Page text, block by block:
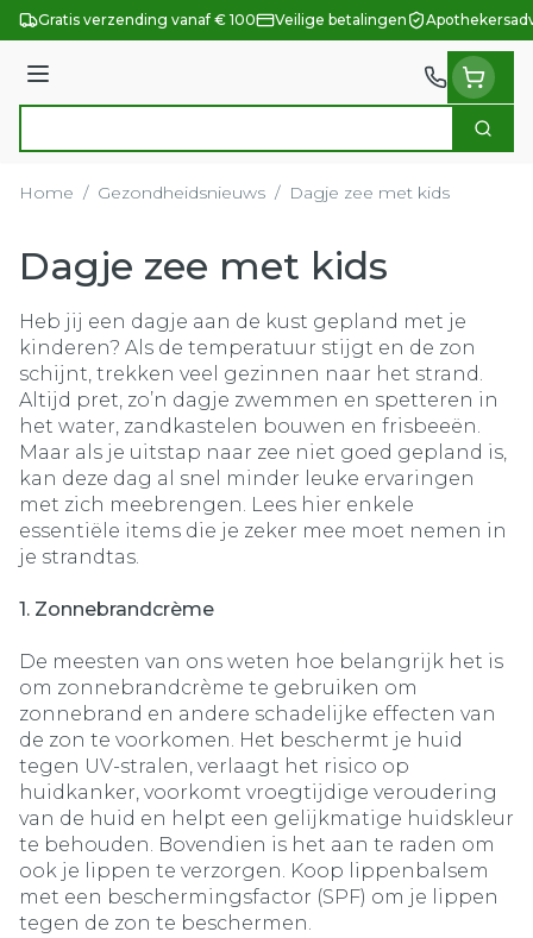
Ga naar de inhoud
Gratis verzending vanaf € 100 Veilige betalingen
Menu
Zoek
Home / Gezondheidsnieuws / Dagje zee met kids
Dagje zee met kids
Heb jij een dagje aan de kust gepland met je
kinderen? Als de temperatuur stijgt en de zon
schijnt, trekken veel gezinnen naar het strand.
Altijd pret, zo’n dagje zwemmen en spetteren in
het water, zandkastelen bouwen en frisbeeën.
Maar als je uitstap naar zee niet goed gepland is,
kan deze dag al snel minder leuke ervaringen
met zich meebrengen. Lees hier enkele
essentiële items die je zeker mee moet nemen in
je strandtas.
1. Zonnebrandcrème
De meesten van ons weten hoe belangrijk het is
om zonnebrandcrème te gebruiken om
zonnebrand en andere schadelijke effecten van
de zon te voorkomen. Het beschermt je huid
tegen UV-stralen, verlaagt het risico op
huidkanker, voorkomt vroegtijdige veroudering
van de huid en helpt een gelijkmatige huidskleur
te behouden. Bovendien is het aan te raden om
ook je lippen te verzorgen. Koop lippenbalsem
met een beschermingsfactor (SPF) om je lippen
tegen de zon te beschermen.